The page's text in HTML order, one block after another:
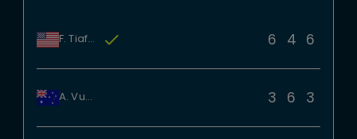
F. Tiafoe 6 4 6
A. Vukic 3 6 3